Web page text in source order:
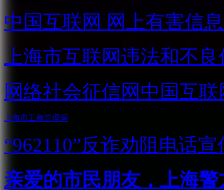
中国互联网 网上有害信
上海市互联网违法和不
网络社会征信网 中国互
上海市工商管理局
“962110”反诈劝阻电话宣
亲爱的市民朋友，上海